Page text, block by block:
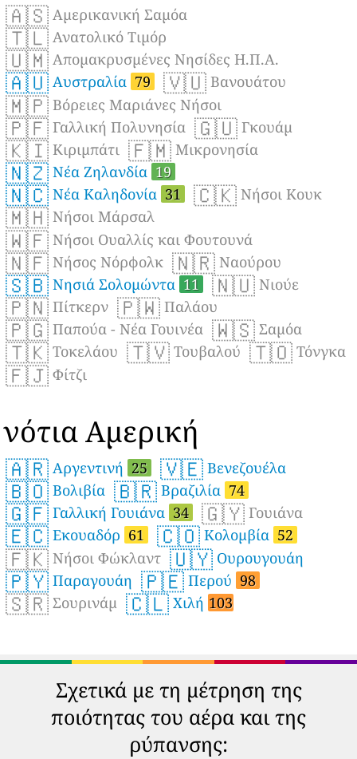
🇦🇸 Αμερικανική Σαμόα
🇹🇱 Ανατολικό Τιμόρ
🇺🇲 Απομακρυσμένες Νησίδες Η.Π.Α.
🇦🇺 Αυστραλία 79 🇻🇺 Βανουάτου
🇲🇵 Βόρειες Μαριάνες Νήσοι
🇵🇫 Γαλλική Πολυνησία 🇬🇺 Γκουάμ
🇰🇮 Κιριμπάτι 🇫🇲 Μικρονησία
🇳🇿 Νέα Ζηλανδία 19
🇳🇨 Νέα Καληδονία 31 🇨🇰 Νήσοι Κουκ
🇲🇭 Νήσοι Μάρσαλ
🇼🇫 Νήσοι Ουαλλίς και Φουτουνά
🇳🇫 Νήσος Νόρφολκ 🇳🇷 Ναούρου
🇸🇧 Νησιά Σολομώντα 11 🇳🇺 Νιούε
🇵🇳 Πίτκερν 🇵🇼 Παλάου
🇵🇬 Παπούα - Νέα Γουινέα 🇼🇸 Σαμόα
🇹🇰 Τοκελάου 🇹🇻 Τουβαλού 🇹🇴 Τόνγκα
🇫🇯 Φίτζι
νότια Αμερική
🇦🇷 Αργεντινή 25 🇻🇪 Βενεζουέλα
🇧🇴 Βολιβία 🇧🇷 Βραζιλία 74
🇬🇫 Γαλλική Γουιάνα 34 🇬🇾 Γουιάνα
🇪🇨 Εκουαδόρ 61 🇨🇴 Κολομβία 52
🇫🇰 Νήσοι Φώκλαντ 🇺🇾 Ουρουγουάη
🇵🇾 Παραγουάη 🇵🇪 Περού 98
🇸🇷 Σουρινάμ 🇨🇱 Χιλή 103
Σχετικά με τη μέτρηση της
ποιότητας του αέρα και της
ρύπανσης: